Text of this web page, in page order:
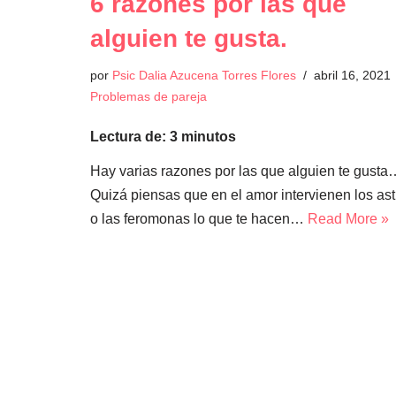
alguien te gusta.
por Psic Dalia Azucena Torres Flores
abril 16, 2021
Problemas de pareja
Lectura de: 3 minutos
Hay varias razones por las que alguien te
Quizá piensas que en el amor intervienen los
o las feromonas lo que te hacen… Read More »